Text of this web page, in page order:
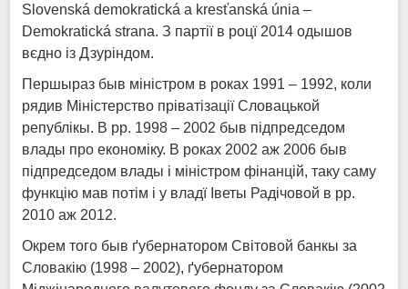
Slovenská demokratická a kresťanská únia –
Demokratická strana. З партії в роцї 2014 одышов
вєдно із Дзуріндом.
Першыраз быв міністром в роках 1991 – 1992, коли
рядив Міністерство пріватізації Словацькой
републікы. В рр. 1998 – 2002 быв підпредседом
влады про економіку. В роках 2002 аж 2006 быв
підпредседом влады і міністром фінанцій, таку саму
функцію мав потім і у владї Іветы Радічовой в рр.
2010 аж 2012.
Окрем того быв ґубернатором Світовой банкы за
Словакію (1998 – 2002), ґубернатором